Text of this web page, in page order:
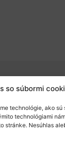
so súbormi
technológie, ako
technológiami
stránke. Nesúhlas